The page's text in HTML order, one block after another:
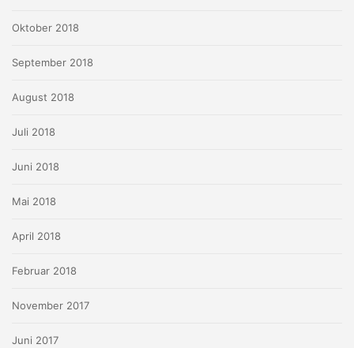
Oktober 2018
September 2018
August 2018
Juli 2018
Juni 2018
Mai 2018
April 2018
Februar 2018
November 2017
Juni 2017